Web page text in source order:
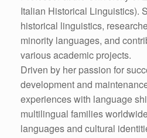
Italian Historical Linguistics).
historical linguistics,
minority languages, and
various academic projects.
Driven by her passion for
development and
experiences with language
multilingual families
languages and cultural